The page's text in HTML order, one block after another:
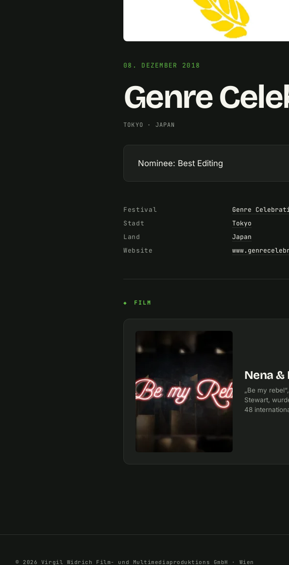
08. DEZEMBER 2018
Genre
TOKYO · JAPAN
Nominee: Best Editing
Festival
Genre
Stadt
Tokyo
Land
Japan
Website
FILM
Nena &
„Be my
Stewart,
48
© 2026 Virgil Widrich Film- und Multimediaproduktions GmbH · Wien